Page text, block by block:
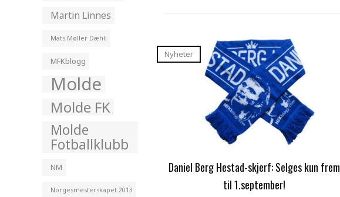
Nyheter
Daniel Berg Hestad-skjerf: Selges kun frem
til 1.september!
Martin Linnes
Mats Møller Dæhli
MFKblogg
Molde
Molde FK
Molde
Fotballklubb
NM
Norgesmesterskapet 2013